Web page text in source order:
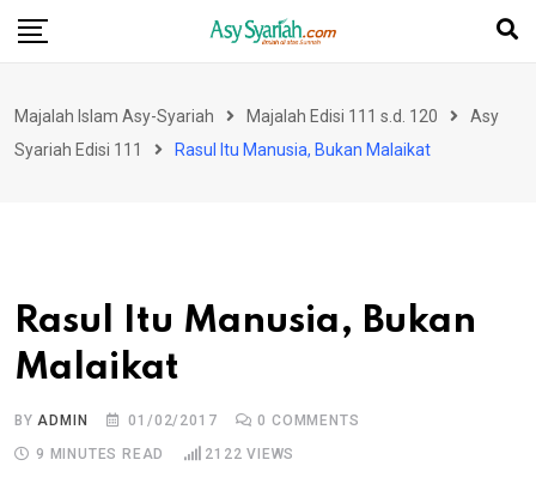
Skip
Majalah Islam Asy-Syariah Majalah Edisi 111 s.d. 120
Asy
Syariah Edisi 111
Rasul Itu Manusia, Bukan Malaikat
Rasul Itu Manusia, Bukan
Malaikat
BY ADMIN 01/02/2017 0 COMMENTS
9 MINUTES READ
2122 VIEWS